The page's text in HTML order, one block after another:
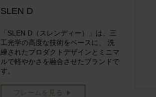
SLEN D
「SLEN D（スレンディー）」は、三
工光学の高度な技術をベースに、 洗
練されたプロダクトデザインとミニマ
ルで軽やかさを融合させたブランドで
す。
フレームを見る